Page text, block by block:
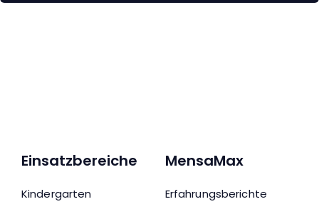
Einsatzbereiche
Kindergarten
MensaMax
Erfahrungsberichte